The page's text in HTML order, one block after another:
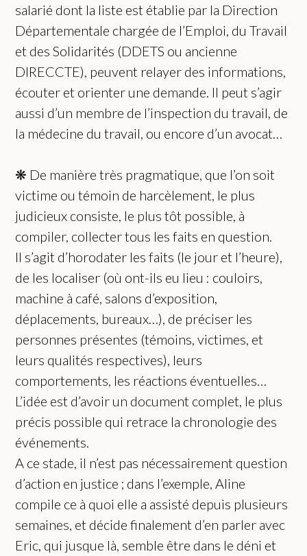
salarié dont la liste est établie par la Direction
Départementale chargée de l’Emploi, du Travail
et des Solidarités (DDETS ou ancienne
DIRECCTE), peuvent relayer des informations,
écouter et orienter une demande. Il peut s’agir
aussi d’un membre de l’inspection du travail, de
la médecine du travail, ou encore d’un avocat…
❋ De manière très pragmatique, que l’on soit
victime ou témoin de harcèlement, le plus
judicieux consiste, le plus tôt possible, à
compiler, collecter tous les faits en question.
Il s’agit d’horodater les faits (le jour et l’heure),
de les localiser (où ont-ils eu lieu : couloirs,
machine à café, salons d’exposition,
déplacements, bureaux…), de préciser les
personnes présentes (témoins, victimes, et
leurs qualités respectives), leurs
comportements, les réactions éventuelles…
L’idée est d’avoir un document complet, le plus
précis possible qui retrace la chronologie des
événements.
A ce stade, il n’est pas nécessairement question
d’action en justice ; dans l’exemple, Aline
compile ce à quoi elle a assisté depuis plusieurs
semaines, et décide finalement d’en parler avec
Eric, qui jusque là, semble être dans le déni et